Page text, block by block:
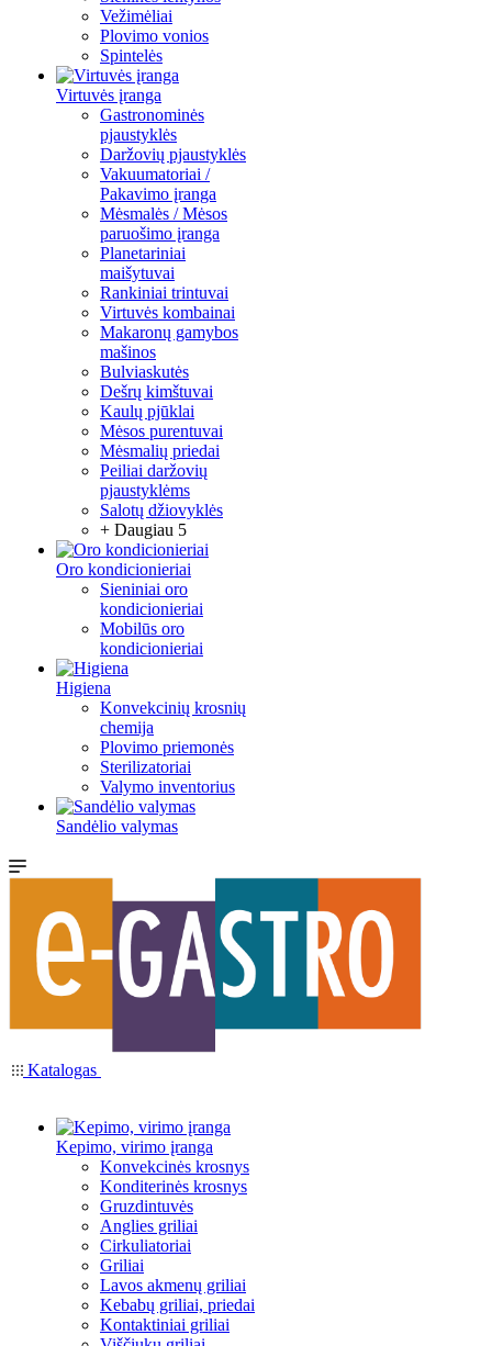
Vežimėliai
Plovimo vonios
Spintelės
Virtuvės įranga
Gastronominės
pjaustyklės
Daržovių pjaustyklės
Vakuumatoriai /
Pakavimo įranga
Mėsmalės / Mėsos
paruošimo įranga
Planetariniai
maišytuvai
Rankiniai trintuvai
Virtuvės kombainai
Makaronų gamybos
mašinos
Bulviaskutės
Dešrų kimštuvai
Kaulų pjūklai
Mėsos purentuvai
Mėsmalių priedai
Peiliai daržovių
pjaustyklėms
Salotų džiovyklės
+ Daugiau 5
Oro kondicionieriai
Sieniniai oro
kondicionieriai
Mobilūs oro
kondicionieriai
Higiena
Konvekcinių krosnių
chemija
Plovimo priemonės
Sterilizatoriai
Valymo inventorius
Sandėlio valymas
Katalogas
Kepimo, virimo įranga
Konvekcinės krosnys
Konditerinės krosnys
Gruzdintuvės
Anglies griliai
Cirkuliatoriai
Griliai
Lavos akmenų griliai
Kebabų griliai, priedai
Kontaktiniai griliai